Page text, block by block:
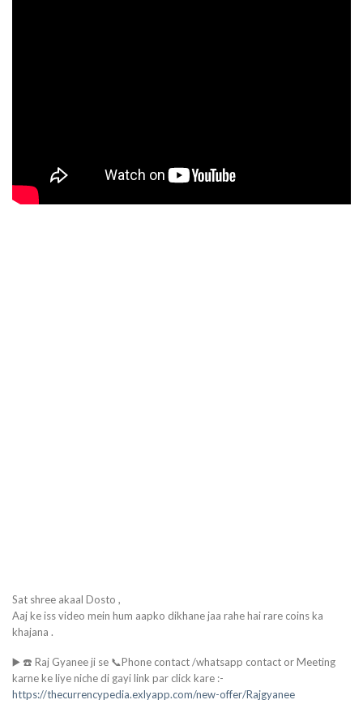
Sat shree akaal Dosto ,
Aaj ke iss video mein hum aapko dikhane jaa rahe hai rare coins ka
khajana .
▶️ ☎️ Raj Gyanee ji se 📞Phone contact /whatsapp contact or Meeting
karne ke liye niche di gayi link par click kare :-
https://thecurrencypedia.exlyapp.com/new-offer/Rajgyanee